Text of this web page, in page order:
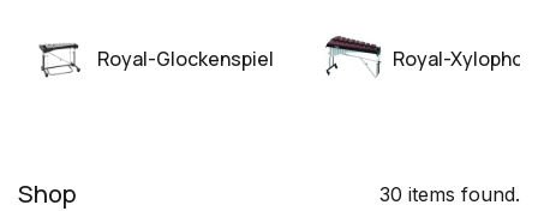
Royal-Glockenspiel Royal-Xylophon
Shop 30 items found.